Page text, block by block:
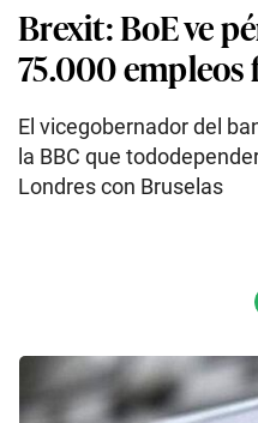
Brexit: BoE ve
75.000
El vicegobernador del
la BBC que
Londres con Bruselas